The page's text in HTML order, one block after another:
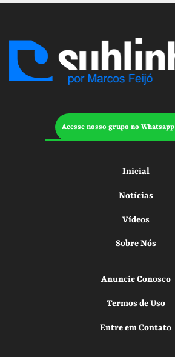
Acesse nosso grupo no Whatsapp
Inicial
Notícias
Vídeos
Sobre Nós
Anuncie Conosco
Termos de Uso
Entre em Contato